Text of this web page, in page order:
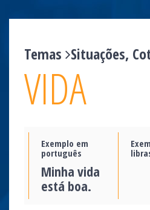
Temas Situações,
VIDA
Exemplo em
português
Minha vida
está boa.